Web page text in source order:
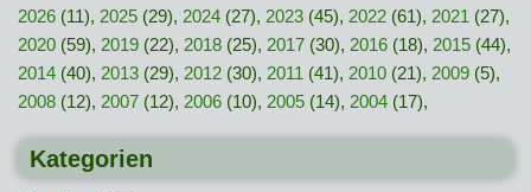
2026 (11), 2025 (29), 2024 (27), 2023 (45), 2022 (61), 2021 (27),
2020 (59), 2019 (22), 2018 (25), 2017 (30), 2016 (18), 2015 (44),
2014 (40), 2013 (29), 2012 (30), 2011 (41), 2010 (21), 2009 (5),
2008 (12), 2007 (12), 2006 (10), 2005 (14), 2004 (17),
Kategorien